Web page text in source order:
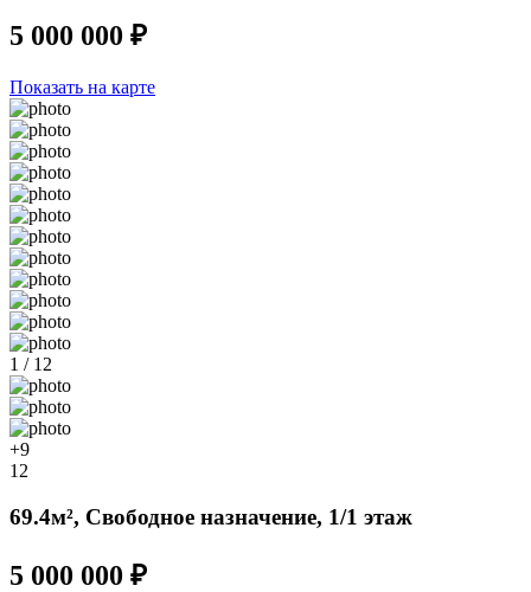
5 000 000 ₽
Показать на карте
1 / 12
+9
12
69.4м², Свободное назначение, 1/1 этаж
5 000 000 ₽